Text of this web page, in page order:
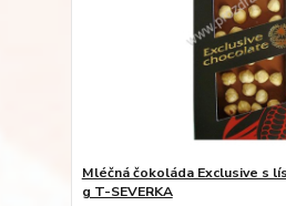
Mléčná čokoláda Exclusive s
g T-SEVERKA